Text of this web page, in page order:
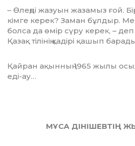
– Өлеңді жазуын жазамыз ғой.
кімге керек? Заман бұл­дыр.
болса да өмір сүру керек, – деп
Қазақ ті­лінің қадірі қашып
Қайран ақынның 1965 жылы
еді-ау…
МҰСА ДІНІШЕВТІҢ